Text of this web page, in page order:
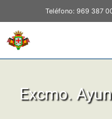
Teléfono: 969 387
Excmo.